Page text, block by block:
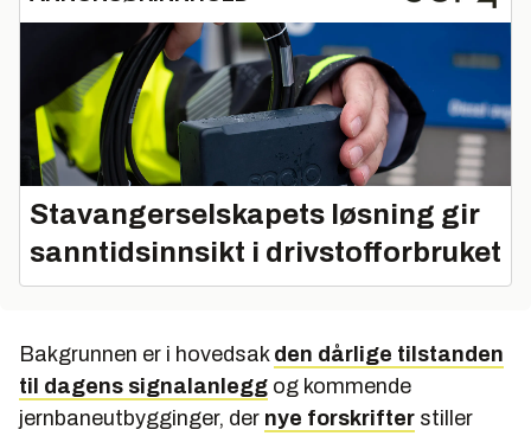
Stavangerselskapets løsning gir
sanntidsinnsikt i drivstofforbruket
Bakgrunnen er i hovedsak den dårlige tilstanden
til dagens signalanlegg og kommende
jernbaneutbygginger, der nye forskrifter stiller